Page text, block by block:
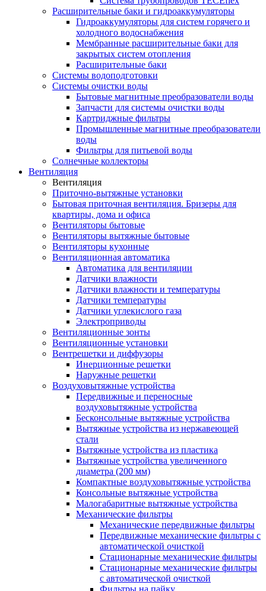
Расширительные баки и гидроаккумуляторы
Гидроаккумуляторы для систем горячего и
холодного водоснабжения
Мембранные расширительные баки для
закрытых систем отопления
Расширительные баки
Системы водоподготовки
Системы очистки воды
Бытовые магнитные преобразователи воды
Запчасти для системы очистки воды
Картриджные фильтры
Промышленные магнитные преобразователи
воды
Фильтры для питьевой воды
Солнечные коллекторы
Вентиляция
Вентиляция
Приточно-вытяжные установки
Бытовая приточная вентиляция. Бризеры для
квартиры, дома и офиса
Вентиляторы бытовые
Вентиляторы вытяжные бытовые
Вентиляторы кухонные
Вентиляционная автоматика
Автоматика для вентиляции
Датчики влажности
Датчики влажности и температуры
Датчики температуры
Датчики углекислого газа
Электроприводы
Вентиляционные зонты
Вентиляционные установки
Вентрешетки и диффузоры
Инерционные решетки
Наружные решетки
Воздуховытяжные устройства
Передвижные и переносные
воздуховытяжные устройства
Бесконсольные вытяжные устройства
Вытяжные устройства из нержавеющей
стали
Вытяжные устройства из пластика
Вытяжные устройства увеличенного
диаметра (200 мм)
Компактные воздуховытяжные устройства
Консольные вытяжные устройства
Малогабаритные вытяжные устройства
Механические фильтры
Механические передвижные фильтры
Передвижные механические фильтры с
автоматической очисткой
Стационарные механические фильтры
Стационарные механические фильтры
с автоматической очисткой
Фильтры на пайку